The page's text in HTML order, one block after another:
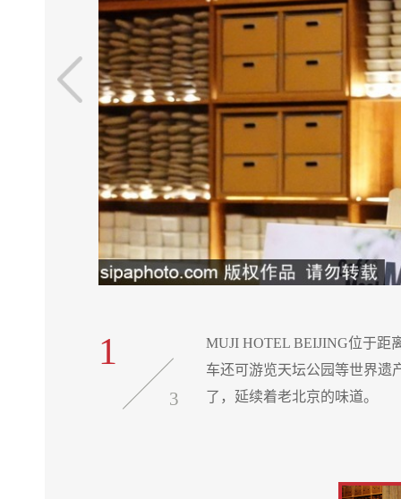
1
3
MUJI HOTEL BEIJING位于距
车还可游览天坛公园等世界遗
了，延续着老北京的味道。